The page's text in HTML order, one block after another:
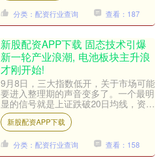
分类：配资行业查询 查看：187
新股配资APP下载 固态技术引爆
新一轮产业浪潮, 电池板块主升浪
才刚开始!
9月8日，三大指数低开，关于市场可能
要进入整理期的声音变多了。一个最明
显的信号就是上证跌破20日均线，资金
明显从过热区域退出、尤其是前期高度
集中的TMT赛道。 ....
新股配资APP下载
分类：配资行业查询 查看：158